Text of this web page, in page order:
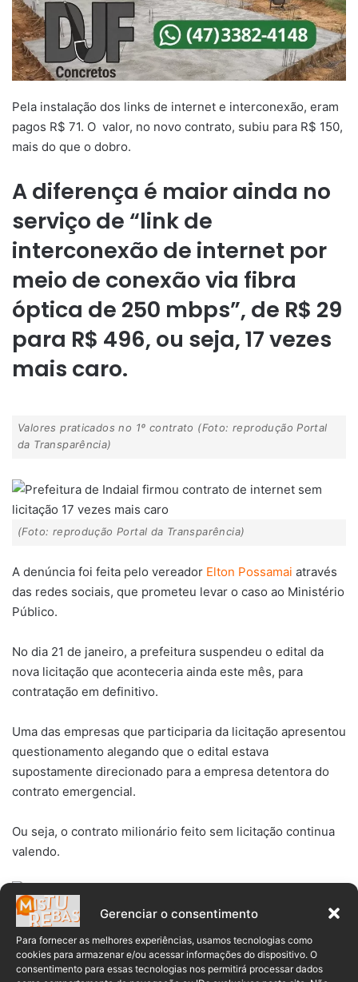
Gerenciar o consentimento
Para fornecer as melhores experiências, usamos tecnologias como
cookies para armazenar e/ou acessar informações do dispositivo. O
consentimento para essas tecnologias nos permitirá processar dados
Pela instalação dos links de internet e interconexão, eram
pagos R$ 71. O valor, no novo contrato, subiu para R$ 150,
mais do que o dobro.
A diferença é maior ainda no
serviço de “link de
interconexão de internet por
meio de conexão via fibra
óptica de 250 mbps”, de R$ 29
para R$ 496, ou seja, 17 vezes
mais caro.
Valores praticados no 1º contrato (Foto: reprodução Portal
da Transparência)
(Foto: reprodução Portal da Transparência)
A denúncia foi feita pelo vereador Elton Possamai através
das redes sociais, que prometeu levar o caso ao Ministério
Público.
No dia 21 de janeiro, a prefeitura suspendeu o edital da
nova licitação que aconteceria ainda este mês, para
contratação em definitivo.
Uma das empresas que participaria da licitação apresentou
questionamento alegando que o edital estava
supostamente direcionado para a empresa detentora do
contrato emergencial.
Ou seja, o contrato milionário feito sem licitação continua
valendo.
(Foto: reprodução Portal da Transparência)
O Misturebas recebeu o vereador Elton no estúdio do